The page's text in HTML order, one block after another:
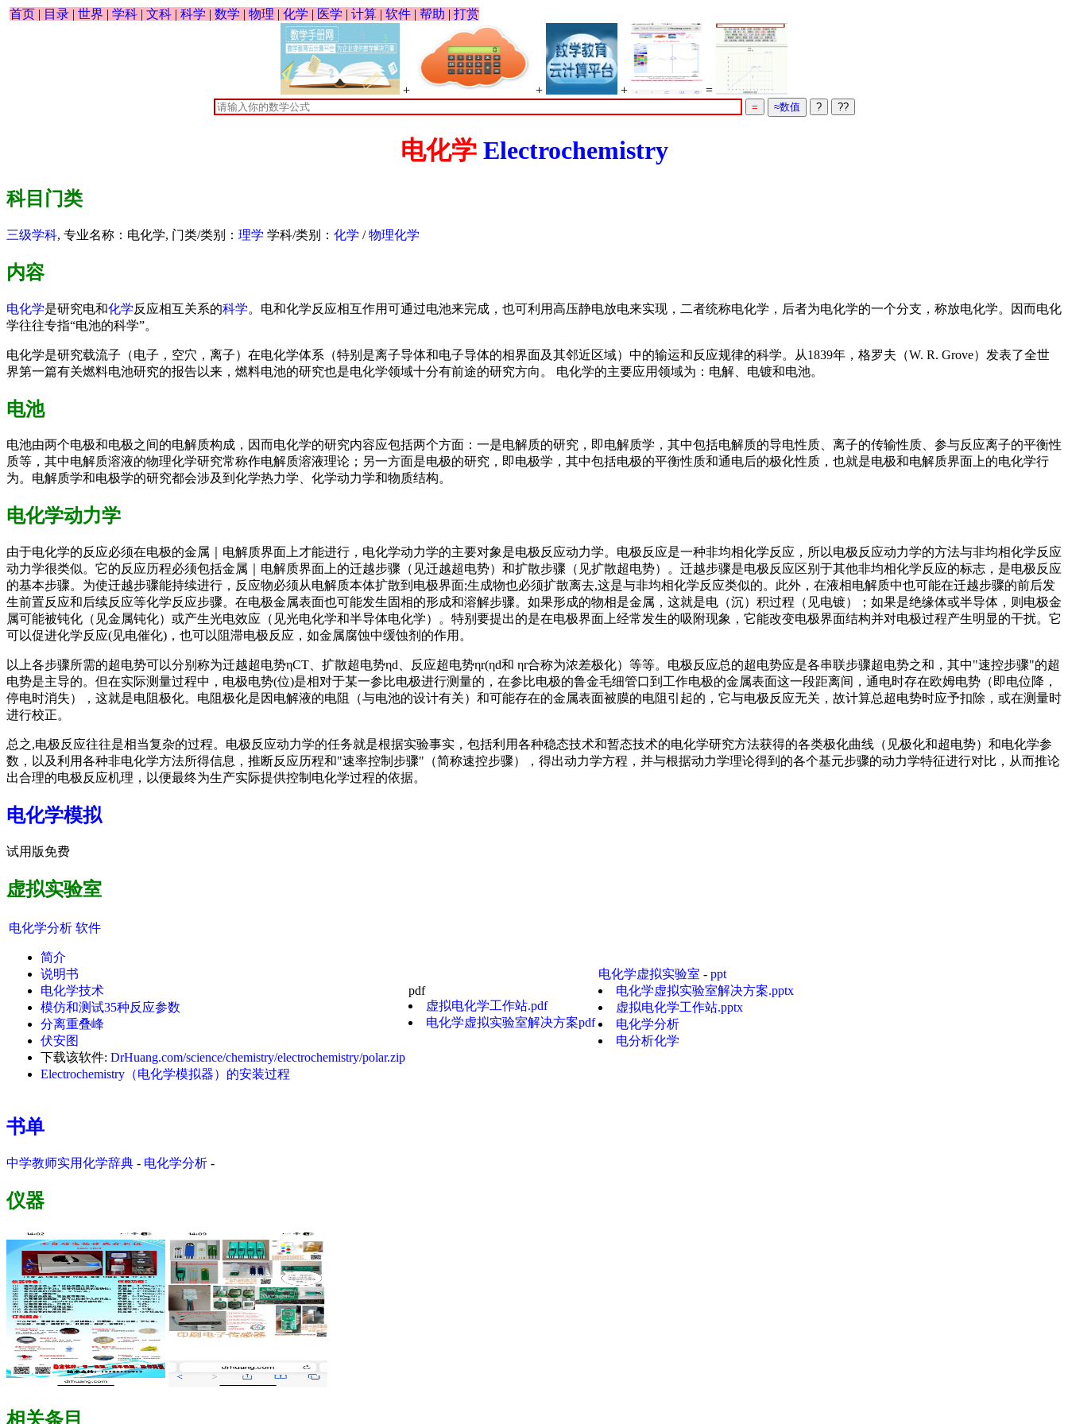
首页 | 目录 | 世界 | 学科 | 文科 | 科学 | 数学 | 物理 | 化学 | 医学 | 计算 | 软件 | 帮助 | 打赏
+ + + =
电化学 Electrochemistry
科目门类
三级学科, 专业名称：电化学, 门类/类别： 理学 学科/类别： 化学 /物理化学
内容
电化学是研究电和化学反应相互关系的科学。电和化学反应相互作用可通过电池来完成，也可利用高压静电放电来实现，二者统称电化学，后者为电化学的一个分支，称放电化学。因而电化
学往往专指“电池的科学”。
电化学是研究载流子（电子，空穴，离子）在电化学体系（特别是离子导体和电子导体的相界面及其邻近区域）中的输运和反应规律的科学。从1839年，格罗夫（W. R. Grove）发表了全世
界第一篇有关燃料电池研究的报告以来，燃料电池的研究也是电化学领域十分有前途的研究方向。 电化学的主要应用领域为：电解、电镀和电池。
电池
电池由两个电极和电极之间的电解质构成，因而电化学的研究内容应包括两个方面：一是电解质的研究，即电解质学，其中包括电解质的导电性质、离子的传输性质、参与反应离子的平衡性
质等，其中电解质溶液的物理化学研究常称作电解质溶液理论；另一方面是电极的研究，即电极学，其中包括电极的平衡性质和通电后的极化性质，也就是电极和电解质界面上的电化学行
为。电解质学和电极学的研究都会涉及到化学热力学、化学动力学和物质结构。
电化学动力学
由于电化学的反应必须在电极的金属｜电解质界面上才能进行，电化学动力学的主要对象是电极反应动力学。电极反应是一种非均相化学反应，所以电极反应动力学的方法与非均相化学反应
动力学很类似。它的反应历程必须包括金属｜电解质界面上的迁越步骤（见迁越超电势）和扩散步骤（见扩散超电势）。迁越步骤是电极反应区别于其他非均相化学反应的标志，是电极反应
的基本步骤。为使迁越步骤能持续进行，反应物必须从电解质本体扩散到电极界面;生成物也必须扩散离去,这是与非均相化学反应类似的。此外，在液相电解质中也可能在迁越步骤的前后发
生前置反应和后续反应等化学反应步骤。在电极金属表面也可能发生固相的形成和溶解步骤。如果形成的物相是金属，这就是电（沉）积过程（见电镀）；如果是绝缘体或半导体，则电极金
属可能被钝化（见金属钝化）或产生光电效应（见光电化学和半导体电化学）。特别要提出的是在电极界面上经常发生的吸附现象，它能改变电极界面结构并对电极过程产生明显的干扰。它
可以促进化学反应(见电催化)，也可以阻滞电极反应，如金属腐蚀中缓蚀剂的作用。
以上各步骤所需的超电势可以分别称为迁越超电势ηCT、扩散超电势ηd、反应超电势ηr(ηd和 ηr合称为浓差极化）等等。电极反应总的超电势应是各串联步骤超电势之和，其中"速控步骤"的超
电势是主导的。但在实际测量过程中，电极电势(位)是相对于某一参比电极进行测量的，在参比电极的鲁金毛细管口到工作电极的金属表面这一段距离间，通电时存在欧姆电势（即电位降，
停电时消失），这就是电阻极化。电阻极化是因电解液的电阻（与电池的设计有关）和可能存在的金属表面被膜的电阻引起的，它与电极反应无关，故计算总超电势时应予扣除，或在测量时
进行校正。
总之,电极反应往往是相当复杂的过程。电极反应动力学的任务就是根据实验事实，包括利用各种稳态技术和暂态技术的电化学研究方法获得的各类极化曲线（见极化和超电势）和电化学参
数，以及利用各种非电化学方法所得信息，推断反应历程和"速率控制步骤"（简称速控步骤），得出动力学方程，并与根据动力学理论得到的各个基元步骤的动力学特征进行对比，从而推论
出合理的电极反应机理，以便最终为生产实际提供控制电化学过程的依据。
电化学模拟
试用版免费
虚拟实验室
电化学分析 软件
简介
说明书
电化学技术
模仿和测试35种反应参数
分离重叠峰
伏安图
下载该软件: DrHuang.com/science/chemistry/electrochemistry/polar.zip
Electrochemistry（电化学模拟器）的安装过程
pdf
虚拟电化学工作站.pdf
电化学虚拟实验室解决方案pdf
电化学虚拟实验室 - ppt
电化学虚拟实验室解决方案.pptx
虚拟电化学工作站.pptx
电化学分析
电分析化学
书单
中学教师实用化学辞典 - 电化学分析 -
仪器
相关条目